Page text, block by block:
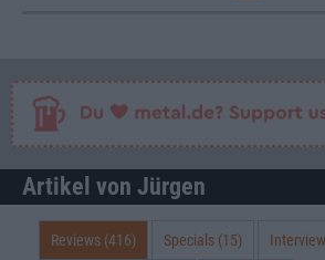
Artikel von Jürgen
Reviews (416) Specials (15)